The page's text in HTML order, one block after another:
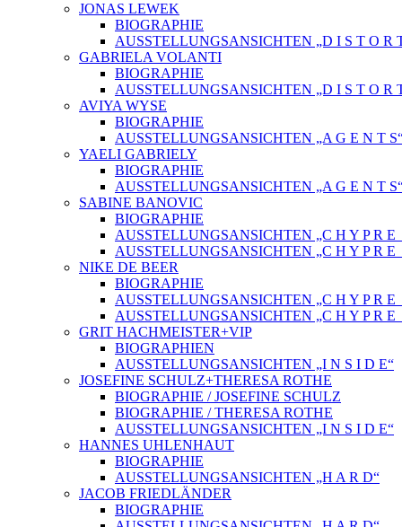
JONAS LEWEK
BIOGRAPHIE
AUSSTELLUNGSANSICHTEN „D I S T O R
GABRIELA VOLANTI
BIOGRAPHIE
AUSSTELLUNGSANSICHTEN „D I S T O R
AVIYA WYSE
BIOGRAPHIE
AUSSTELLUNGSANSICHTEN „A G E N T
YAELI GABRIELY
BIOGRAPHIE
AUSSTELLUNGSANSICHTEN „A G E N T
SABINE BANOVIC
BIOGRAPHIE
AUSSTELLUNGSANSICHTEN „C H Y P R
AUSSTELLUNGSANSICHTEN „C H Y P R
NIKE DE BEER
BIOGRAPHIE
AUSSTELLUNGSANSICHTEN „C H Y P R
AUSSTELLUNGSANSICHTEN „C H Y P R
GRIT HACHMEISTER+VIP
BIOGRAPHIEN
AUSSTELLUNGSANSICHTEN „I N S I D E“
JOSEFINE SCHULZ+THERESA ROTHE
BIOGRAPHIE / JOSEFINE SCHULZ
BIOGRAPHIE / THERESA ROTHE
AUSSTELLUNGSANSICHTEN „I N S I D E“
HANNES UHLENHAUT
BIOGRAPHIE
AUSSTELLUNGSANSICHTEN „H A R D“
JACOB FRIEDLÄNDER
BIOGRAPHIE